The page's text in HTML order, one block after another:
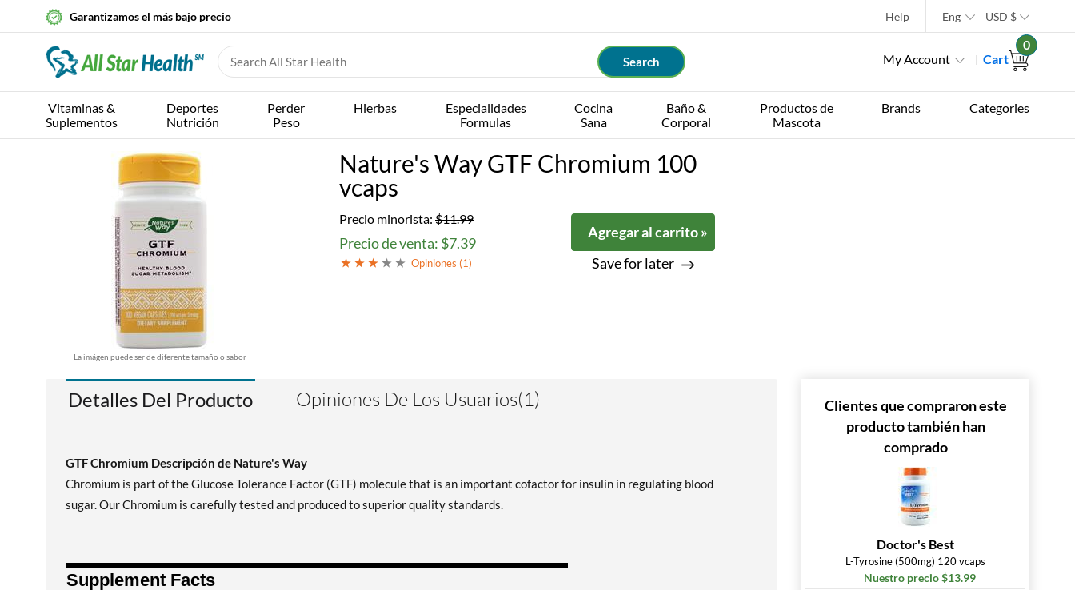
Garantizamos el más bajo precio Help Eng USD $
My Account Cart
0
Vitaminas &
Suplementos
Deportes
Nutrición
Perder
Peso
Hierbas
Especialidades
Formulas
Cocina
Sana
Baño &
Corporal
Productos de
Mascota
Brands Categories
La imágen puede ser de diferente tamaño o sabor
Nature's Way GTF Chromium 100
vcaps
Precio minorista: $11.99
Precio de venta: $7.39
Opiniones (1)
Agregar al carrito »
Save for later
Detalles Del Producto Opiniones De Los Usuarios(1)
GTF Chromium Descripción de Nature's Way
Chromium is part of the Glucose Tolerance Factor (GTF) molecule that is an important cofactor for insulin in regulating blood
sugar. Our Chromium is carefully tested and produced to superior quality standards.
Supplement Facts
Clientes que compraron este
producto también han
comprado
Doctor's Best
L-Tyrosine (500mg) 120 vcaps
Nuestro precio $13.99